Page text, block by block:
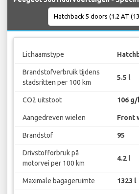
Lichaamstype
Brandstofverbruik tijdens
stadsritten per 100 km
5.5 l
CO2 uitstoot 106 g/
Aangedreven wielen Front
Brandstof 95
Drivstofforbruk på
motorvei per 100 km
4.2 l
Maximale bagageruimte 1323 l